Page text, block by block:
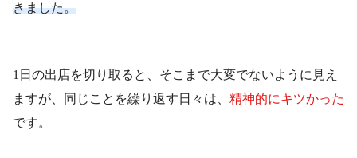
きました。
1日の出店を切り取ると、そこまで大変でないように見え
ますが、同じことを繰り返す日々は、 精神的にキツかった
です。